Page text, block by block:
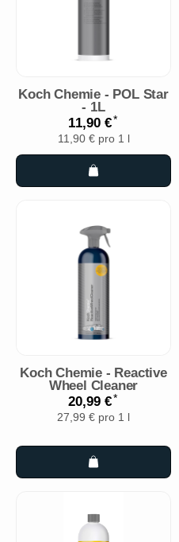
Koch Chemie - POL Star
- 1L
11,90 €*
11,90 € pro 1 l
Koch Chemie - Reactive
Wheel Cleaner
20,99 €*
27,99 € pro 1 l